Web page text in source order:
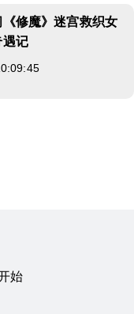
修魔》迷宫救织女
记
始